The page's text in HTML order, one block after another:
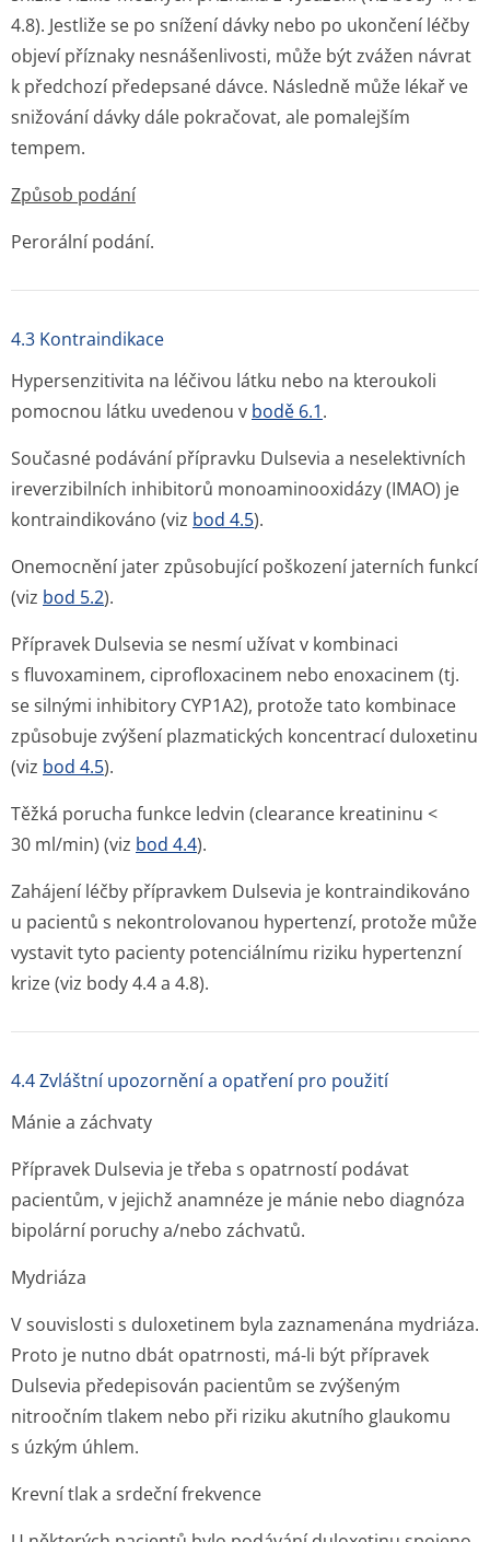
4.8). Jestliže se po snížení dávky nebo po ukončení léčby
objeví příznaky nesnášenlivosti, může být zvážen návrat
k předchozí předepsané dávce. Následně může lékař ve
snižování dávky dále pokračovat, ale pomalejším
tempem.
Způsob podání
Perorální podání.
4.3 Kontraindikace
Hypersenzitivita na léčivou látku nebo na kteroukoli
pomocnou látku uvedenou v bodě 6.1.
Současné podávání přípravku Dulsevia a neselektivních
ireverzibilních inhibitorů monoaminooxidázy (IMAO) je
kontraindikováno (viz bod 4.5).
Onemocnění jater způsobující poškození jaterních funkcí
(viz bod 5.2).
Přípravek Dulsevia se nesmí užívat v kombinaci
s fluvoxaminem, ciprofloxacinem nebo enoxacinem (tj.
se silnými inhibitory CYP1A2), protože tato kombinace
způsobuje zvýšení plazmatických koncentrací duloxetinu
(viz bod 4.5).
Těžká porucha funkce ledvin (clearance kreatininu <
30 ml/min) (viz bod 4.4).
Zahájení léčby přípravkem Dulsevia je kontraindikováno
u pacientů s nekontrolovanou hypertenzí, protože může
vystavit tyto pacienty potenciálnímu riziku hypertenzní
krize (viz body 4.4 a 4.8).
4.4 Zvláštní upozornění a opatření pro použití
Mánie a záchvaty
Přípravek Dulsevia je třeba s opatrností podávat
pacientům, v jejichž anamnéze je mánie nebo diagnóza
bipolární poruchy a/nebo záchvatů.
Mydriáza
V souvislosti s duloxetinem byla zaznamenána mydriáza.
Proto je nutno dbát opatrnosti, má-li být přípravek
Dulsevia předepisován pacientům se zvýšeným
nitroočním tlakem nebo při riziku akutního glaukomu
s úzkým úhlem.
Krevní tlak a srdeční frekvence